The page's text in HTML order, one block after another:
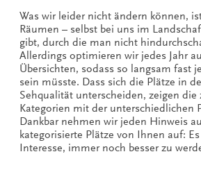
Was wir leider nicht ändern können,
Räumen – selbst bei uns im
gibt, durch die man nicht
Allerdings optimieren wir jedes Jahr
Übersichten, sodass so langsam fast
sein müsste. Dass sich die Plätze in
Sehqualität unterscheiden, zeigen die
Kategorien mit der unterschiedlichen
Dankbar nehmen wir jeden Hinweis
kategorisierte Plätze von Ihnen auf:
Interesse, immer noch besser zu